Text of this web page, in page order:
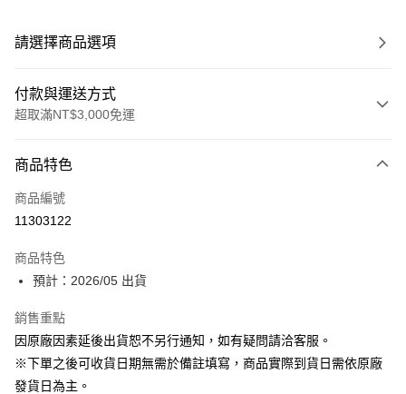
請選擇商品選項
付款與運送方式
超取滿NT$3,000免運
信用卡一次付款
超商取貨付款
大哥付你分期
【大哥付你分期使用說明】
1.本服務由台灣大哥大提供，台灣大哥大用戶可立即使用無須另外申請。
流程，驗證手機門號後，選擇欲分期的期數、繳款截止日，確認付款後即完
成交易。
ATM付款
運送方式
商品特色
商品編號
11303122
商品特色
預計：2026/05 出貨
銷售重點
因原廠因素延後出貨恕不另行通知，如有疑問請洽客服。
※下單之後可收貨日期無需於備註填寫，商品實際到貨日需依原廠
發貨日為主。